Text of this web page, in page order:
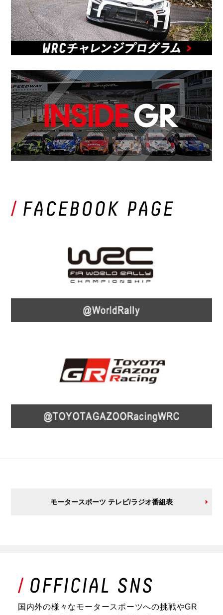
モータースポーツ テレビ/ラジオ番組表
国内外の様々なモータースポーツへの挑戦やGR